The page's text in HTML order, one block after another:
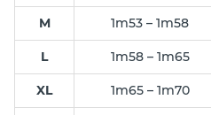
M 1m53 – 1m58
L 1m58 – 1m65
XL 1m65 – 1m70